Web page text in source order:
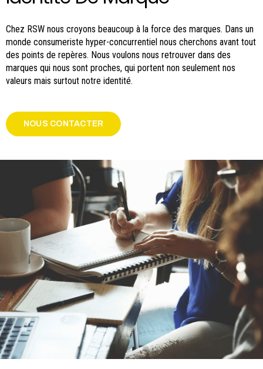
Chez RSW nous croyons beaucoup à la force des marques. Dans un
monde consumeriste hyper-concurrentiel nous cherchons avant tout
des points de repères. Nous voulons nous retrouver dans des
marques qui nous sont proches, qui portent non seulement nos
valeurs mais surtout notre identité.
NOUS CONTACTER